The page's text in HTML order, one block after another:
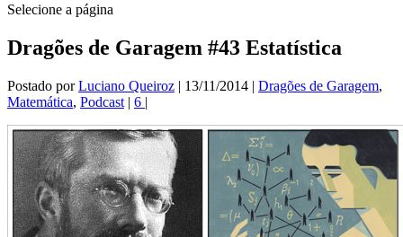
Selecione a página
Dragões de Garagem #43 Estatística
Postado porLuciano Queiroz | 13/11/2014 | Dragões de Garagem,
Matemática, Podcast | 6 |